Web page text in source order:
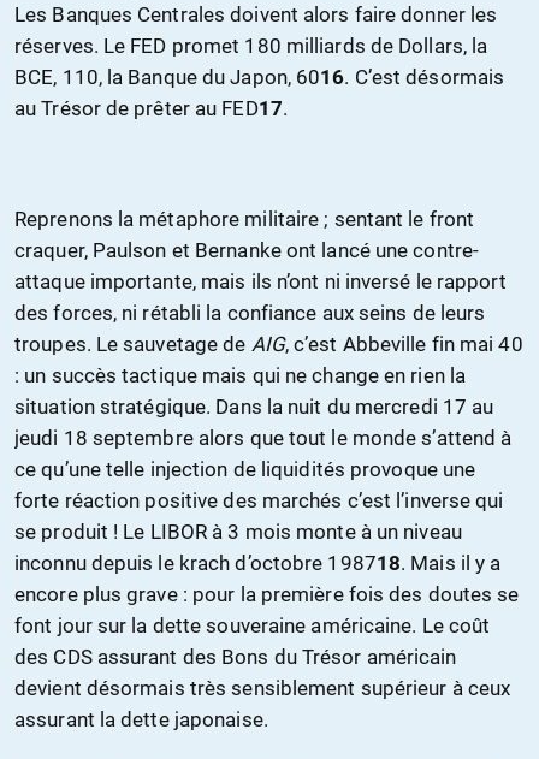
Les Banques Centrales doivent alors faire donner les
réserves. Le FED promet 180 milliards de Dollars, la
BCE, 110, la Banque du Japon, 6016. C’est désormais
au Trésor de prêter au FED17.
Reprenons la métaphore militaire ; sentant le front
craquer, Paulson et Bernanke ont lancé une contre-
attaque importante, mais ils n’ont ni inversé le rapport
des forces, ni rétabli la confiance aux seins de leurs
troupes. Le sauvetage de AIG, c’est Abbeville fin mai 40
: un succès tactique mais qui ne change en rien la
situation stratégique. Dans la nuit du mercredi 17 au
jeudi 18 septembre alors que tout le monde s’attend à
ce qu’une telle injection de liquidités provoque une
forte réaction positive des marchés c’est l’inverse qui
se produit ! Le LIBOR à 3 mois monte à un niveau
inconnu depuis le krach d’octobre 198718. Mais il y a
encore plus grave : pour la première fois des doutes se
font jour sur la dette souveraine américaine. Le coût
des CDS assurant des Bons du Trésor américain
devient désormais très sensiblement supérieur à ceux
assurant la dette japonaise.